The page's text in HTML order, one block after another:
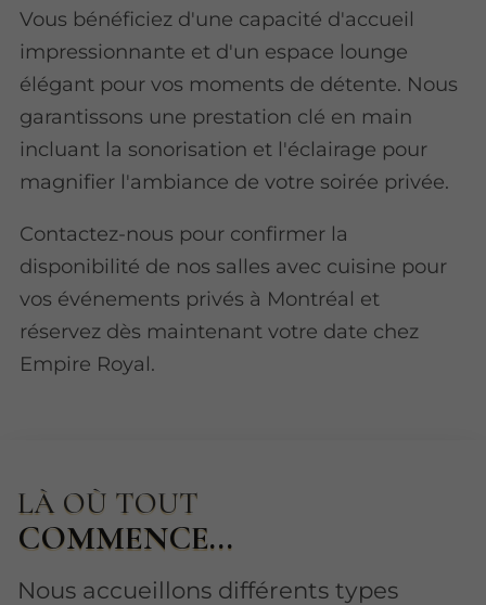
Vous bénéficiez d'une capacité d'accueil
impressionnante et d'un espace lounge
élégant pour vos moments de détente. Nous
garantissons une prestation clé en main
incluant la sonorisation et l'éclairage pour
magnifier l'ambiance de votre soirée privée.
Contactez-nous pour confirmer la
disponibilité de nos salles avec cuisine pour
vos événements privés à Montréal et
réservez dès maintenant votre date chez
Empire Royal.
LÀ OÙ TOUT
COMMENCE...
Nous accueillons différents types